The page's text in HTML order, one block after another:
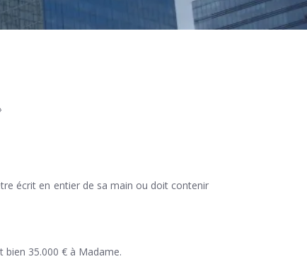
écrit en entier de sa main ou doit contenir
35.000 € à Madame.